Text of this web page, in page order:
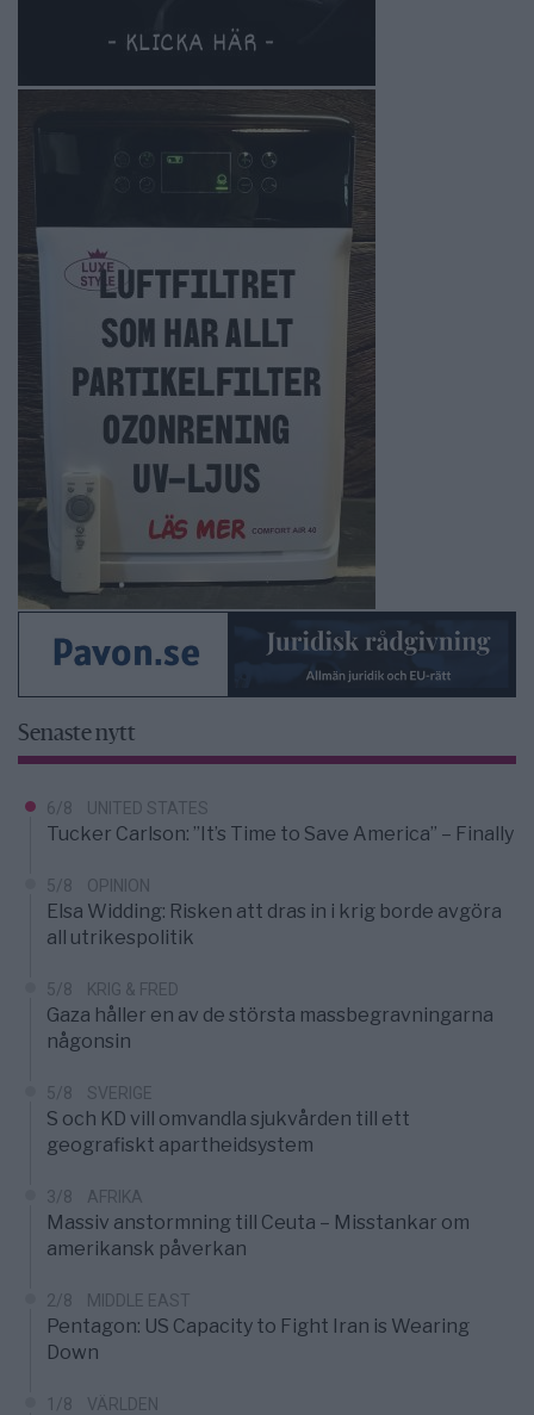
Senaste nytt
6/8 UNITED STATES
Tucker Carlson: ”It’s Time to Save America” – Finally
5/8 OPINION
Elsa Widding: Risken att dras in i krig borde avgöra
all utrikespolitik
5/8 KRIG & FRED
Gaza håller en av de största massbegravningarna
någonsin
5/8 SVERIGE
S och KD vill omvandla sjukvården till ett
geografiskt apartheidsystem
3/8 AFRIKA
Massiv anstormning till Ceuta – Misstankar om
amerikansk påverkan
2/8 MIDDLE EAST
Pentagon: US Capacity to Fight Iran is Wearing
Down
1/8 VÄRLDEN